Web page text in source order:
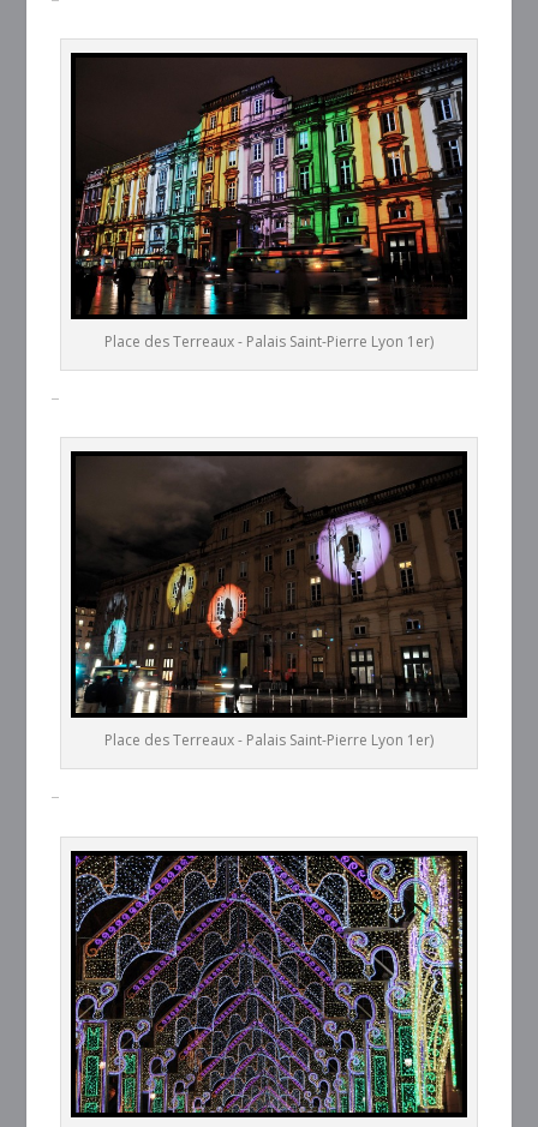
Place des Terreaux - Palais Saint-Pierre Lyon 1er)
–
Place des Terreaux - Palais Saint-Pierre Lyon 1er)
–